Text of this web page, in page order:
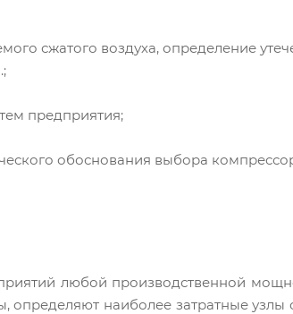
сжатого воздуха, определение
предприятия;
обоснования выбора
любой производственной
определяют наиболее затратные